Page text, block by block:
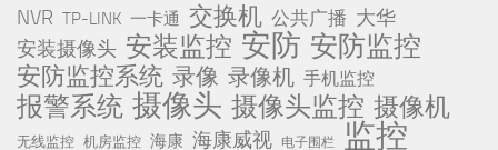
NVR TP-LINK 一卡通 交换机 公共广播 大华
安装摄像头 安装监控 安防 安防监控
安防监控系统 录像 录像机 手机监控
报警系统 摄像头 摄像头监控 摄像机
无线监控 机房监控 海康 海康威视 电子围栏 监控